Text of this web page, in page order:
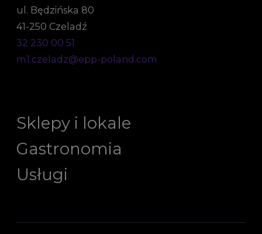
ul. Będzińska 80
41-250 Czeladź
32 230 00 51
m1.czeladz@epp-poland.com
Sklepy i lokale
Gastronomia
Usługi